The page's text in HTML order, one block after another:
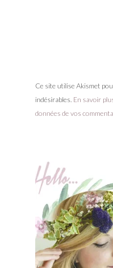
Ce site utilise Akismet
indésirables. En savoir
données de vos